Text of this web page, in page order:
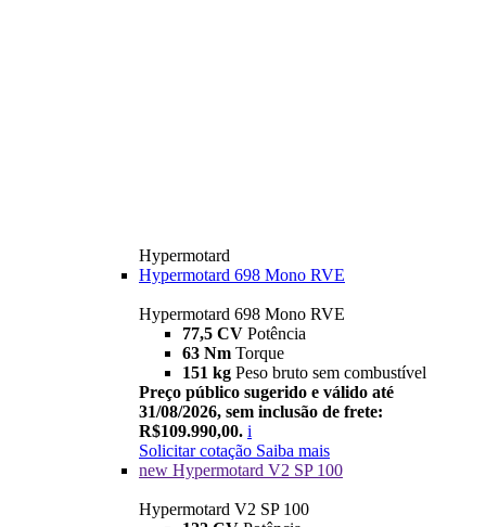
Hypermotard
Hypermotard 698 Mono RVE
Hypermotard 698 Mono RVE
77,5 CV Potência
63 Nm Torque
151 kg Peso bruto sem combustível
Preço público sugerido e válido até
31/08/2026, sem inclusão de frete:
R$109.990,00. i
Solicitar cotação Saiba mais
new Hypermotard V2 SP 100
Hypermotard V2 SP 100